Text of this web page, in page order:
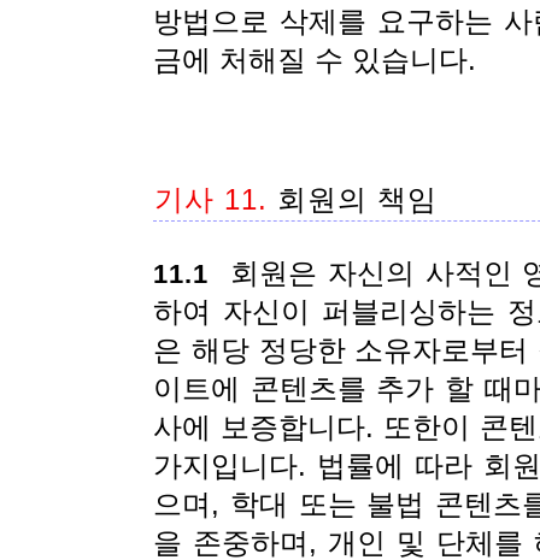
방법으로 삭제를 요구하는
금에 처해질 수 있습니다.
기사 11. 회원의 책임
11.1 회원은 자신의 사적인
하여 자신이 퍼블리싱하는
은 해당 정당한 소유자로부
이트에 콘텐츠를 추가 할 때
사에 보증합니다. 또한이 콘
가지입니다. 법률에 따라 회
으며, 학대 또는 불법 콘텐츠
을 존중하며, 개인 및 단체를